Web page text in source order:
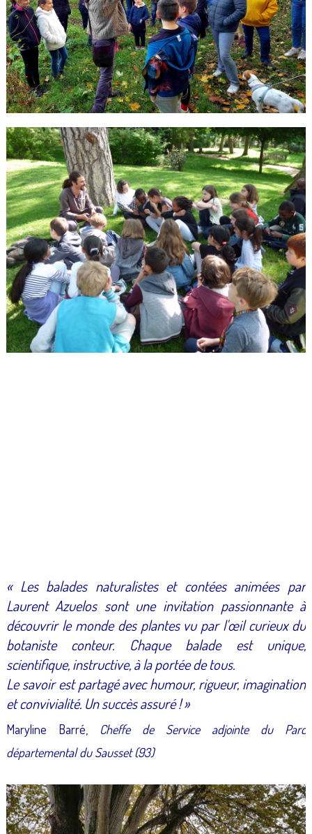
« Les balades naturalistes et contées animées par
Laurent Azuelos sont une invitation passionnante à
découvrir le monde des plantes vu par l'œil curieux du
botaniste conteur. Chaque balade est unique,
scientifique, instructive, à la portée de tous.
Le savoir est partagé avec humour, rigueur, imagination
et convivialité. Un succès assuré ! »
Maryline Barré, Cheffe de Service adjointe du Parc
départemental du Sausset (93)